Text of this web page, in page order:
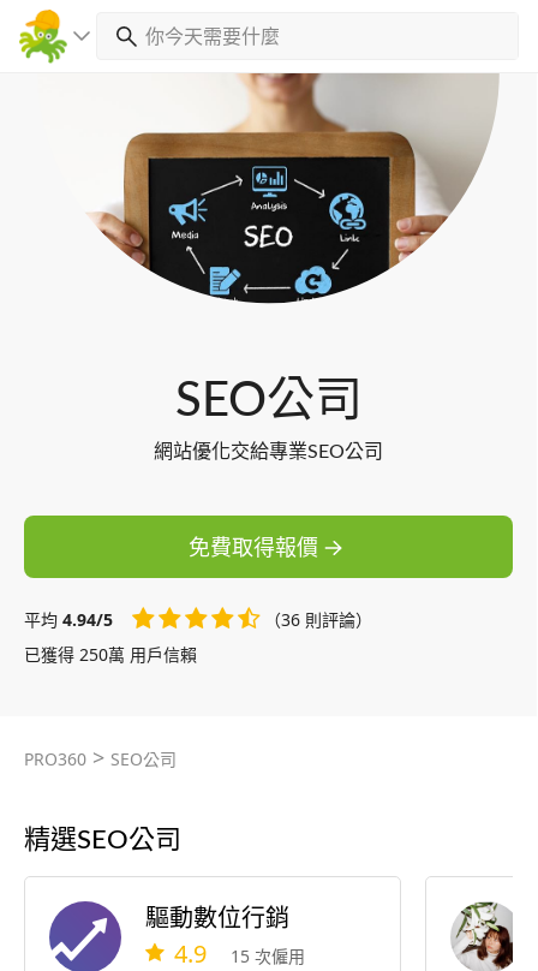
SEO公司
網站優化交給專業SEO公司
免費取得報價
平均 4.94/5
（36 則評論）
已獲得 250萬 用戶信賴
PRO360 > SEO公司
精選SEO公司
驅動數位行銷
4.9 15 次僱用